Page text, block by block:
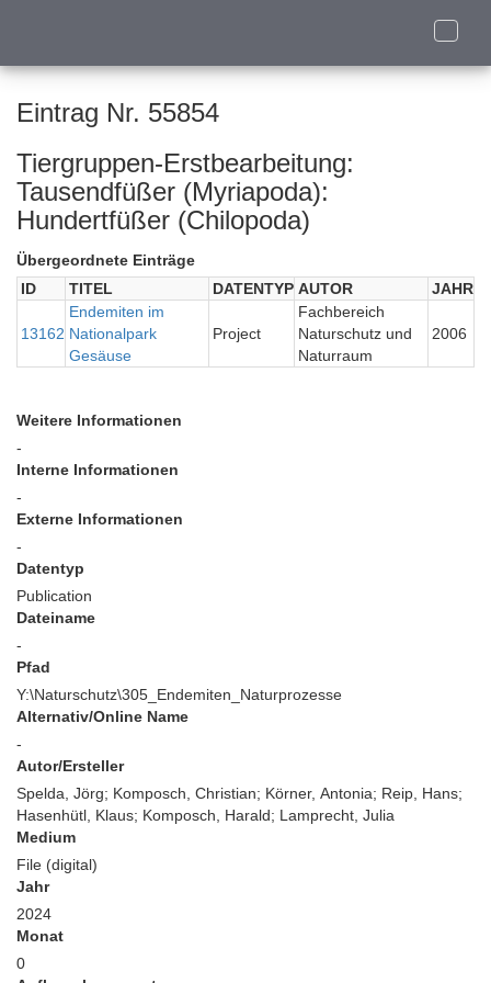
Toggle
Eintrag Nr. 55854
Tiergruppen-Erstbearbeitung:
Tausendfüßer (Myriapoda):
Hundertfüßer (Chilopoda)
Übergeordnete Einträge
ID
TITEL DATENTYP AUTOR JAHR
13162
Endemiten im
Nationalpark
Gesäuse
Project
Fachbereich
Naturschutz und
Naturraum
2006
Weitere Informationen
-
Interne Informationen
-
Externe Informationen
-
Datentyp
Publication
Dateiname
-
Pfad
Y:\Naturschutz\305_Endemiten_Naturprozesse
Alternativ/Online Name
-
Autor/Ersteller
Spelda, Jörg; Komposch, Christian; Körner, Antonia; Reip, Hans;
Hasenhütl, Klaus; Komposch, Harald; Lamprecht, Julia
Medium
File (digital)
Jahr
2024
Monat
0